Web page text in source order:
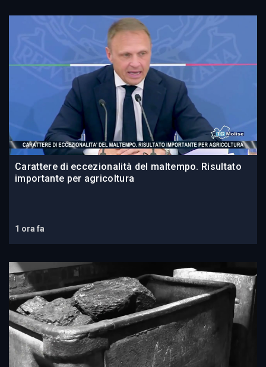
Carattere di eccezionalità del maltempo. Risultato
importante per agricoltura
1 ora fa